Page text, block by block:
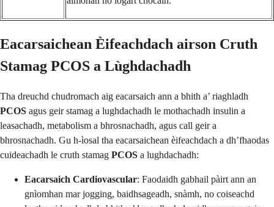
Eacarsaichean Èifeachdach airson Cruth
Stamag PCOS a Lùghdachadh
Tha dreuchd chudromach aig eacarsaich ann a bhith a’ riaghladh
PCOS agus geir stamag a lughdachadh le mothachadh insulin a
leasachadh, metabolism a bhrosnachadh, agus call geir a
bhrosnachadh. Gu h-ìosal tha eacarsaichean èifeachdach a dh’fhaodas
cuideachadh le cruth stamag PCOS a lughdachadh:
Eacarsaich Cardiovascular: Faodaidh gabhail pàirt ann an
gnìomhan mar jogging, baidhsageadh, snàmh, no coiseachd